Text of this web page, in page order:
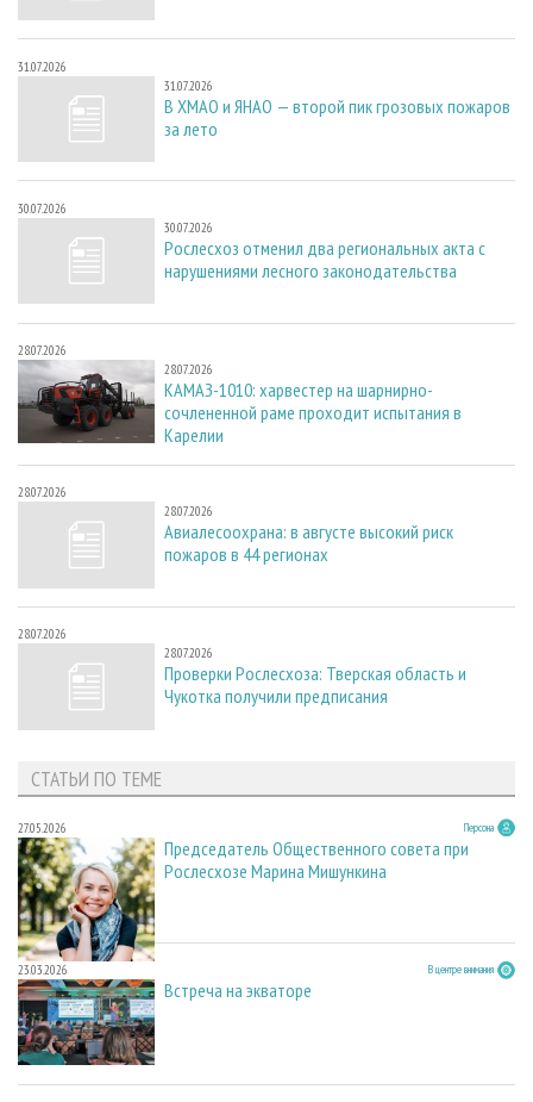
31.07.2026
31.07.2026
В ХМАО и ЯНАО — второй пик грозовых пожаров
за лето
30.07.2026
30.07.2026
Рослесхоз отменил два региональных акта с
нарушениями лесного законодательства
28.07.2026
28.07.2026
КАМАЗ-1010: харвестер на шарнирно-
сочлененной раме проходит испытания в
Карелии
28.07.2026
28.07.2026
Авиалесоохрана: в августе высокий риск
пожаров в 44 регионах
28.07.2026
28.07.2026
Проверки Рослесхоза: Тверская область и
Чукотка получили предписания
СТАТЬИ ПО ТЕМЕ
27.05.2026 Персона
Председатель Общественного совета при
Рослесхозе Марина Мишункина
23.03.2026 В центре внимания
Встреча на экваторе